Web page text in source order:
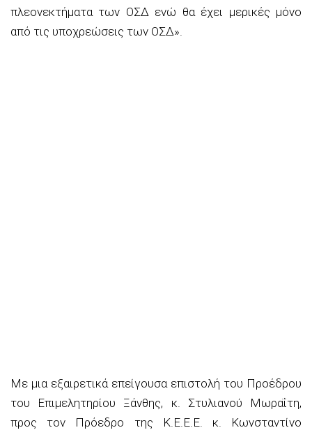
πλεονεκτήματα των ΟΣΔ ενώ θα έχει μερικές μόνο
από τις υποχρεώσεις των ΟΣΔ».
Με μια εξαιρετικά επείγουσα επιστολή του Προέδρου
του Επιμελητηρίου Ξάνθης, κ. Στυλιανού Μωραΐτη,
προς τον Πρόεδρο της Κ.Ε.Ε.Ε. κ. Κωνσταντίνο